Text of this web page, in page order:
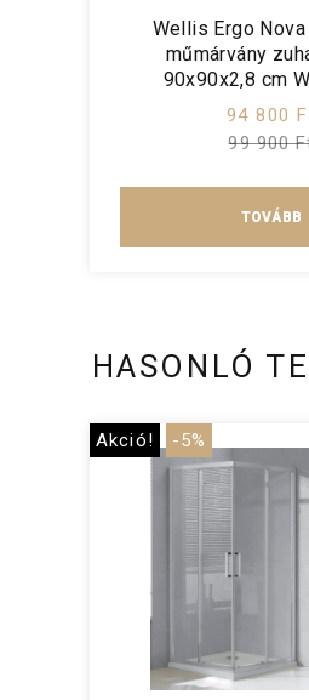
Wellis Ergo
műmárvány
90x90x2,8 cm
94 800
99 900
TOVÁBB
HASONLÓ
Akció! -5%